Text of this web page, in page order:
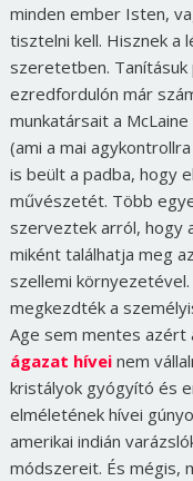
minden ember Isten,
tisztelni kell. Hisznek a
szeretetben.
ezredfordulón már
munkatársait a
(ami a mai
is beült a padba, hogy
művészetét. Több
szerveztek arról, hogy
miként találhatja meg
szellemi
megkezdték a
Age sem mentes azért
ágazat híveinem
kristályok gyógyító és
elméletének hívei
amerikai indián
módszereit. És mégis,